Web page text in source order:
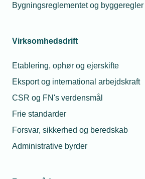
Bygningsreglementet og byggeregler
Virksomhedsdrift
Etablering, ophør og ejerskifte
Eksport og international arbejdskraft
CSR og FN's verdensmål
Frie standarder
Forsvar, sikkerhed og beredskab
Administrative byrder
Firma-e-mail: toxvard@brammingnet.dk